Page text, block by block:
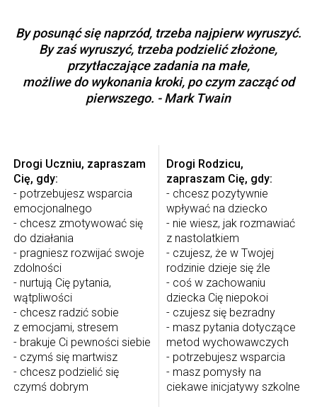
By posunąć się naprzód, trzeba najpierw wyruszyć.
By zaś wyruszyć, trzeba podzielić złożone,
przytłaczające zadania na małe,
możliwe do wykonania kroki, po czym zacząć od
pierwszego. - Mark Twain
Drogi Uczniu, zapraszam
Cię, gdy:
- potrzebujesz wsparcia
emocjonalnego
- chcesz zmotywować się
do działania
- pragniesz rozwijać swoje
zdolności
- nurtują Cię pytania,
wątpliwości
- chcesz radzić sobie
z emocjami, stresem
- brakuje Ci pewności siebie
- czymś się martwisz
- chcesz podzielić się
czymś dobrym
Drogi Rodzicu,
zapraszam Cię, gdy:
- chcesz pozytywnie
wpływać na dziecko
- nie wiesz, jak rozmawiać
z nastolatkiem
- czujesz, że w Twojej
rodzinie dzieje się źle
- coś w zachowaniu
dziecka Cię niepokoi
- czujesz się bezradny
- masz pytania dotyczące
metod wychowawczych
- potrzebujesz wsparcia
- masz pomysły na
ciekawe inicjatywy szkolne